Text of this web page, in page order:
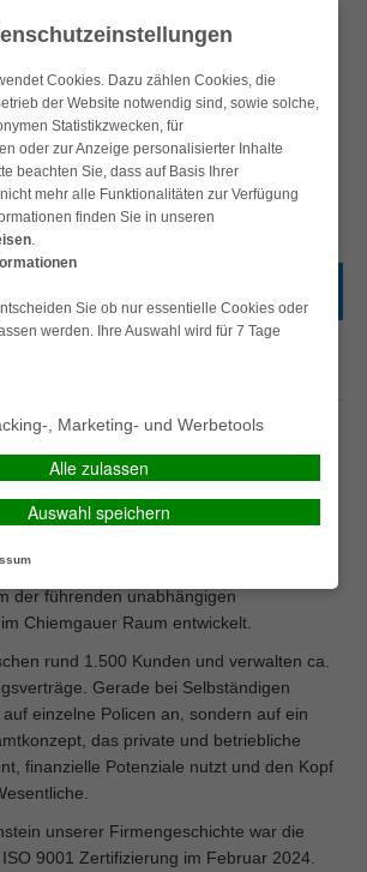
Impressum KUNDEN-LOGIN
und Betreuung von Selbständigen im
und Vermögensaufbau spezialisiert und
Kunden mehr Sicherheit, mehr Vermögen
eigenes Kerngeschäft.
2014 hat sich die Hermansdorfer
mit Büros in Rosenheim und Prien am
der führenden unabhängigen
Chiemgauer Raum entwickelt.
rund 1.500 Kunden und verwalten ca.
Gerade bei Selbständigen
einzelne Policen an, sondern auf ein
das private und betriebliche
finanzielle Potenziale nutzt und den Kopf
unserer Firmengeschichte war die
9001 Zertifizierung im Februar 2024.
Cookies. Dazu zählen Cookies, die
der Website notwendig sind, sowie solche,
Statistikzwecken, für
oder zur Anzeige personalisierter Inhalte
beachten Sie, dass auf Basis Ihrer
mehr alle Funktionalitäten zur Verfügung
finden Sie in unseren
.
Sie ob nur essentielle Cookies oder
werden. Ihre Auswahl wird für 7 Tage
, Marketing- und Werbetools
Alle zulassen
Auswahl speichern